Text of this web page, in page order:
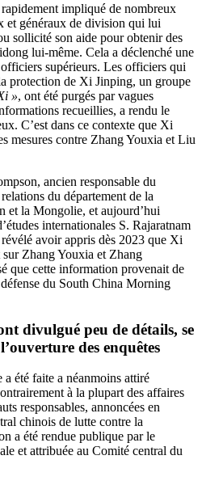
impliqué de nombreux
et généraux de division qui lui
sollicité son aide pour obtenir des
lui-même. Cela a déclenché une
supérieurs. Les officiers qui
protection de Xi Jinping, un groupe
», ont été purgés par vagues
recueillies, a rendu le
C’est dans ce contexte que Xi
mesures contre Zhang Youxia et Liu
ancien responsable du
du département de la
et la Mongolie, et aujourd’hui
internationales S. Rajaratnam
avoir appris dès 2023 que Xi
Zhang Youxia et Zhang
que cette information provenait de
du South China Morning
divulgué peu de détails, se
des enquêtes
été faite a néanmoins attiré
à la plupart des affaires
responsables, annoncées en
chinois de lutte contre la
a été rendue publique par le
et attribuée au Comité central du